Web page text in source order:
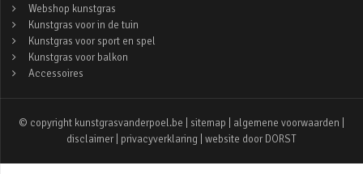
Webshop kunstgras
Kunstgras voor in de tuin
Kunstgras voor sport en spel
Kunstgras voor balkon
Accessoires
© copyright kunstgrasvanderpoel.be | sitemap algemene voorwaarden
disclaimer
privacyverklaring | website door DORST